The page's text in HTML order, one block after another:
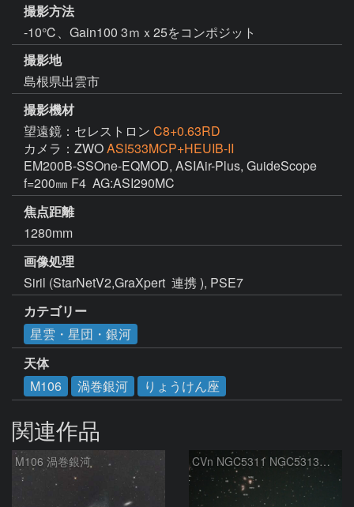
撮影方法
-10℃、Gain100 3ｍｘ25をコンポジット
撮影地
島根県出雲市
撮影機材
望遠鏡：セレストロン C8+0.63RD
カメラ：ZWOASI533MCP+HEUIB-II
EM200B-SSOne-EQMOD, ASIAir-Plus, GuideScope
f=200㎜ F4  AG:ASI290MC
焦点距離
1280mm
画像処理
Siril (StarNetV2,GraXpert  連携 ), PSE7
カテゴリー
星雲・星団・銀河
天体
M106
渦巻銀河 りょうけん座
関連作品
M106 渦巻銀河 CVn NGC5311 NGC5313付近